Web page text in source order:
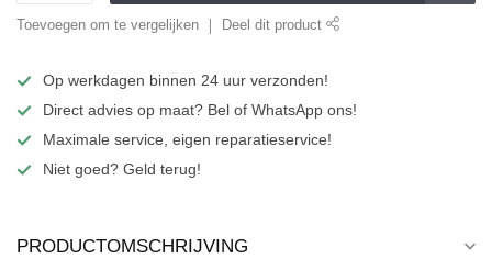
Toevoegen om te vergelijken Deel dit product
Op werkdagen binnen 24 uur verzonden!
Direct advies op maat? Bel of WhatsApp ons!
Maximale service, eigen reparatieservice!
Niet goed? Geld terug!
PRODUCTOMSCHRIJVING